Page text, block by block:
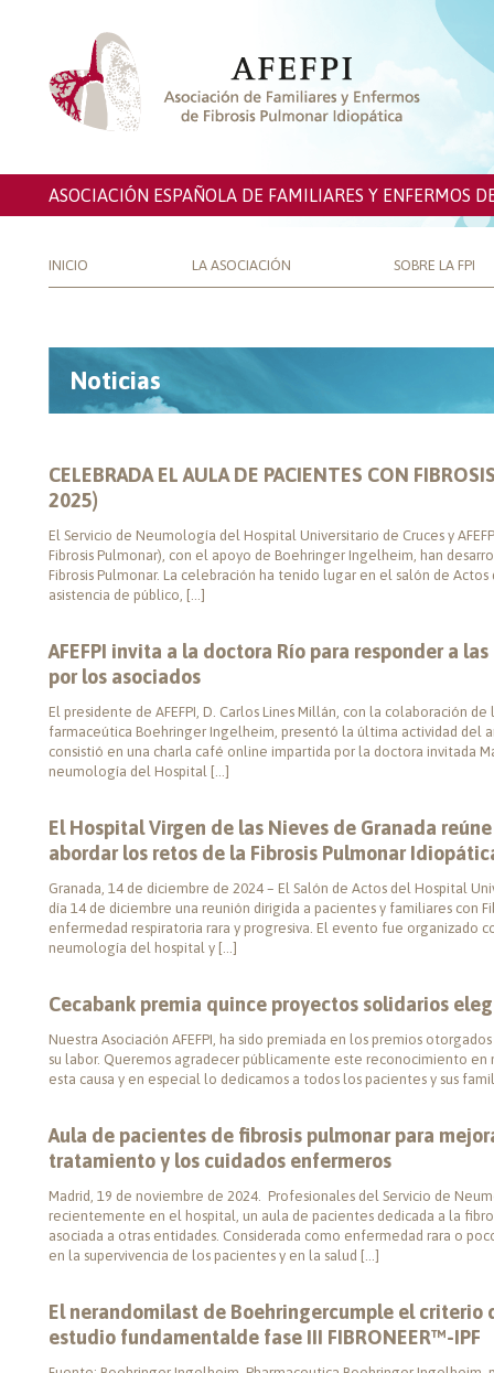
ASOCIACIÓN ESPAÑOLA DE FAMILIARES Y ENFERMOS
INICIO LA ASOCIACIÓN SOBRE LA FPI
Noticias
CELEBRADA EL AULA DE PACIENTES CON
2025)
El Servicio de Neumología del Hospital Universitario de Cruces y
Fibrosis Pulmonar), con el apoyo de Boehringer Ingelheim, han
Fibrosis Pulmonar. La celebración ha tenido lugar en el salón de
asistencia de público, […]
AFEFPI invita a la doctora Río para responder a
por los asociados
El presidente de AFEFPI, D. Carlos Lines Millán, con la colaboración
farmaceútica Boehringer Ingelheim, presentó la última actividad del
consistió en una charla café online impartida por la doctora invitada
neumología del Hospital […]
El Hospital Virgen de las Nieves de Granada
abordar los retos de la Fibrosis Pulmonar
Granada, 14 de diciembre de 2024 – El Salón de Actos del Hospital
día 14 de diciembre una reunión dirigida a pacientes y familiares con
enfermedad respiratoria rara y progresiva. El evento fue organizado
neumología del hospital y […]
Cecabank premia quince proyectos solidarios
Nuestra Asociación AFEFPI, ha sido premiada en los premios
su labor. Queremos agradecer públicamente este reconocimiento
esta causa y en especial lo dedicamos a todos los pacientes y sus
Aula de pacientes de fibrosis pulmonar para
tratamiento y los cuidados enfermeros
Madrid, 19 de noviembre de 2024. Profesionales del Servicio de
recientemente en el hospital, un aula de pacientes dedicada a la
asociada a otras entidades. Considerada como enfermedad rara o
en la supervivencia de los pacientes y en la salud […]
El nerandomilast de Boehringercumple el criterio
estudio fundamentalde fase III FIBRONEER™-IPF